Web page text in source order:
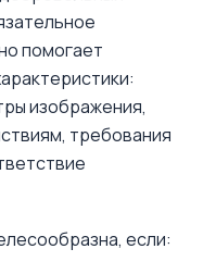
помогает
изображения,
требования
если: